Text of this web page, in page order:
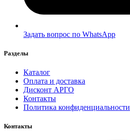
Задать вопрос по WhatsApp
Разделы
Каталог
Оплата и доставка
Дисконт АРГО
Контакты
Политика конфиденциальности
Контакты